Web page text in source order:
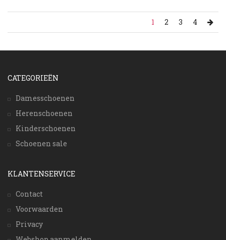
1 2 3 4
CATEGORIEËN
Damesschoenen
Herenschoenen
Kinderschoenen
Schoenen sale
KLANTENSERVICE
Contact
Voorwaarden
Privacy